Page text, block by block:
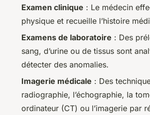
Examen clinique : Le médecin
physique et recueille l’histoire
Examens de laboratoire : Des
sang, d’urine ou de tissus sont
détecter des anomalies.
Imagerie médicale : Des
radiographie, l’échographie, la
ordinateur (CT) ou l’imagerie par